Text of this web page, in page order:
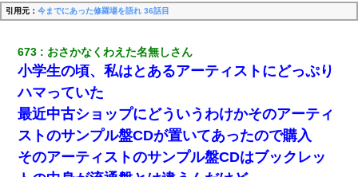
引用元： 今までにあった修羅場を語れ 36話目
673 おさかなくわえた名無しさん
小学生の頃、私はとあるアーティストにどっぷり
ハマっていた
最近中古ショップにどういうわけかそのアーティ
ストのサンプル盤CDが置いてあったので購入
そのアーティストのサンプル盤CDはブックレッ